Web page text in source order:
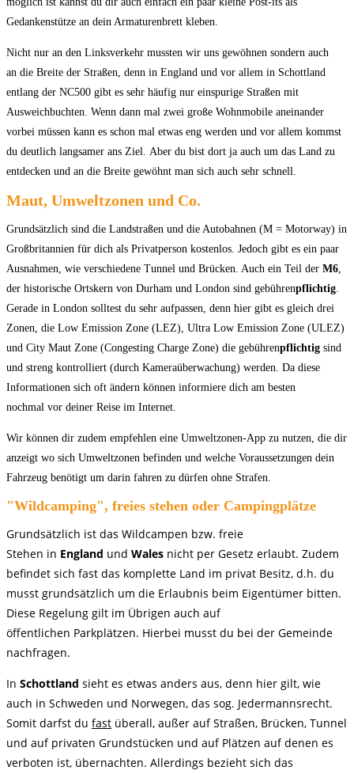
Gedankenstütze an dein Armaturenbrett kleben.
Nicht nur an den Linksverkehr mussten wir uns gewöhnen sondern auch
an die Breite der Straßen, denn in England und vor allem in Schottland
entlang der NC500 gibt es sehr häufig nur einspurige Straßen mit
Ausweichbuchten. Wenn dann mal zwei große Wohnmobile aneinander
vorbei müssen kann es schon mal etwas eng werden und vor allem kommst
du deutlich langsamer ans Ziel. Aber du bist dort ja auch um das Land zu
entdecken und an die Breite gewöhnt man sich auch sehr schnell.
Maut, Umweltzonen und Co.
Grundsätzlich sind die Landstraßen und die Autobahnen (M = Motorway) in
Großbritannien für dich als Privatperson kostenlos. Jedoch gibt es ein paar
Ausnahmen, wie verschiedene Tunnel und Brücken. Auch ein Teil der M6,
der historische Ortskern von Durham und London sind gebührenpflichtig.
Gerade in London solltest du sehr aufpassen, denn hier gibt es gleich drei
Zonen, die Low Emission Zone (LEZ), Ultra Low Emission Zone (ULEZ)
und City Maut Zone (Congesting Charge Zone) die gebührenpflichtig sind
und streng kontrolliert (durch Kameraüberwachung) werden. Da diese
Informationen sich oft ändern können informiere dich am besten
nochmal vor deiner Reise im Internet.
Wir können dir zudem empfehlen eine Umweltzonen-App zu nutzen, die dir
anzeigt wo sich Umweltzonen befinden und welche Voraussetzungen dein
Fahrzeug benötigt um darin fahren zu dürfen ohne Strafen.
"Wildcamping", freies stehen oder Campingplätze
Grundsätzlich ist das Wildcampen bzw. freie
Stehen in England und Wales nicht per Gesetz erlaubt. Zudem
befindet sich fast das komplette Land im privat Besitz, d.h. du
musst grundsätzlich um die Erlaubnis beim Eigentümer bitten.
Diese Regelung gilt im Übrigen auch auf
öffentlichen Parkplätzen. Hierbei musst du bei der Gemeinde
nachfragen.
In Schottland sieht es etwas anders aus, denn hier gilt, wie
auch in Schweden und Norwegen, das sog. Jedermannsrecht.
Somit darfst du fast überall, außer auf Straßen, Brücken, Tunnel
und auf privaten Grundstücken und auf Plätzen auf denen es
verboten ist, übernachten. Allerdings bezieht sich das